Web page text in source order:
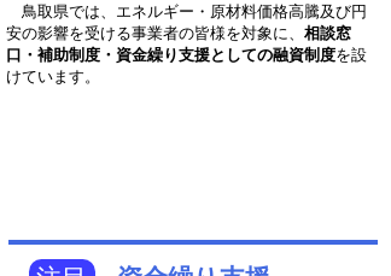
鳥取県では、エネルギー・原材料価格高騰及び円
安の影響を受ける事業者の皆様を対象に、 相談窓
口・補助制度・資金繰り支援としての融資制度を設
けています。